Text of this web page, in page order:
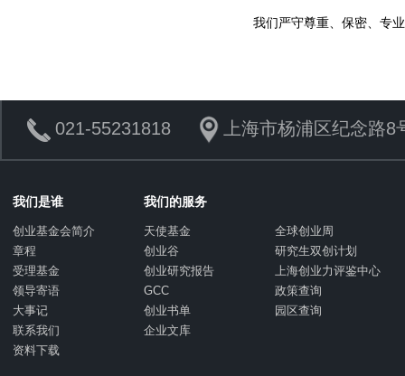
我们严守尊重、保密、专
021-55231818 上海市杨浦区纪念路
我们是谁
创业基金会简介
章程
受理基金
领导寄语
大事记
联系我们
资料下载
我们的服务
天使基金
全球创业周
创业谷
研究生双创计划
创业研究报告
上海创业力评鉴中心
GCC
政策查询
创业书单
园区查询
企业文库